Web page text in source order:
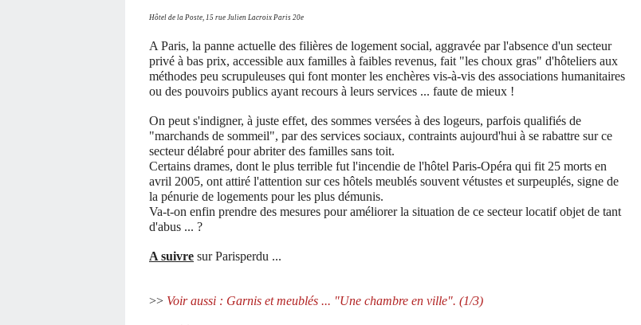
Hôtel de la Poste, 15 rue Julien Lacroix Paris 20e
A Paris, la panne actuelle des filières de logement social, aggravée par l'absence d'un secteur
privé à bas prix, accessible aux familles à faibles revenus, fait "les choux gras" d'hôteliers aux
méthodes peu scrupuleuses qui font monter les enchères vis-à-vis des associations humanitaires
ou des pouvoirs publics ayant recours à leurs services ... faute de mieux !
On peut s'indigner, à juste effet, des sommes versées à des logeurs, parfois qualifiés de
"marchands de sommeil", par des services sociaux, contraints aujourd'hui à se rabattre sur ce
secteur délabré pour abriter des familles sans toit.
Certains drames, dont le plus terrible fut l'incendie de l'hôtel Paris-Opéra qui fit 25 morts en
avril 2005, ont attiré l'attention sur ces hôtels meublés souvent vétustes et surpeuplés, signe de
la pénurie de logements pour les plus démunis.
Va-t-on enfin prendre des mesures pour améliorer la situation de ce secteur locatif objet de tant
d'abus ... ?
A suivre sur Parisperdu ...
>> Voir aussi : Garnis et meublés ... "Une chambre en ville". (1/3)